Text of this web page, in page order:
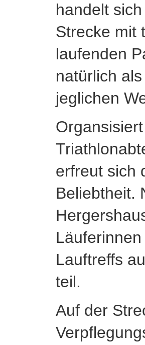
handelt
Strecke mit
laufenden
natürlich
jeglichen
erfreut sich
Beliebtheit.
Lauftreffs
teil.
Auf der